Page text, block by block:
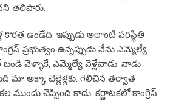
తెలిపారు.
కొరత ఉండేది. ఇప్పుడు అలాంటి పరిస్థితి
ప్రభుత్వం ఉన్నప్పుడు నేను ఎమ్మెల్యే
బండి వెళ్ళాకే, ఎమ్మెల్యే వెళ్లేవాడు. నాడు
మా అక్కా చెల్లెళ్లకు. గెలిచిన తర్వాత
ముందు చెప్పింది కాదు. కర్ణాటకలో కాంగ్రెస్